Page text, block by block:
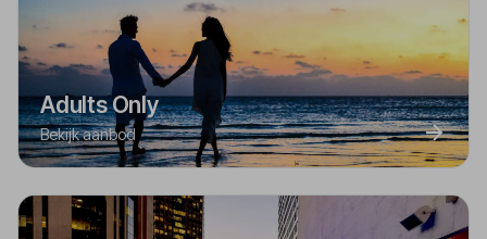
Adults Only
Bekijk aanbod